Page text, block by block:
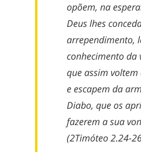
opõem, na
Deus lhes
arrependimento,
conhecimento da
que assim
e escapem da
Diabo, que os
fazerem a sua
(2Timóteo 2.24-